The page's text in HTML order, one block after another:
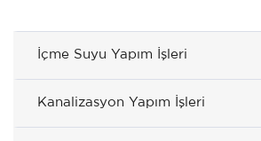
İçme Suyu Yapım İşleri
Kanalizasyon Yapım İşleri